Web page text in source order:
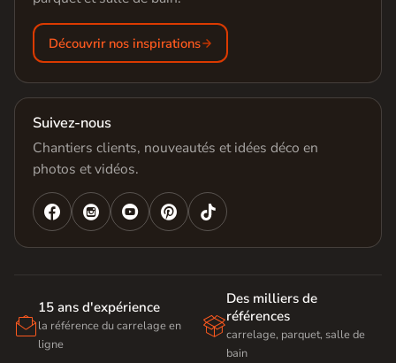
Découvrir nos inspirations
Suivez-nous
Chantiers clients, nouveautés et idées déco en
photos et vidéos.
   

15 ans d'expérience
la référence du carrelage en
ligne

Des milliers de
références
carrelage, parquet, salle de
bain